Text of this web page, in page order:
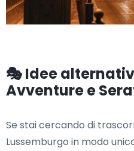
🎭 Idee
Avventure e
Se stai cercando di
Lussemburgo in modo